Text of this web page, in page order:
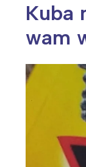
Wiosenny
Kuba
wam